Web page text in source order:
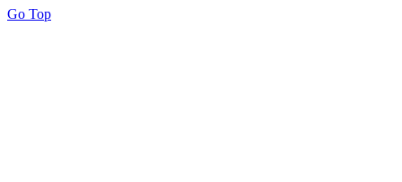
Go Top